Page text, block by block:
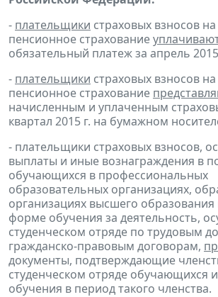
- плательщики страховых взносов
пенсионное страхование
обязательный платеж за апрель 2015
- плательщики страховых взносов
пенсионное страхование
начисленным и уплаченным
квартал 2015 г. на бумажном
- плательщики страховых взносов,
выплаты и иные вознаграждения в
обучающихся в профессиональных
образовательных организациях,
организациях высшего
форме обучения за деятельность,
студенческом отряде по трудовым
гражданско-правовым договорам,
документы, подтверждающие
студенческом отряде обучающихся
обучения в период такого членства.